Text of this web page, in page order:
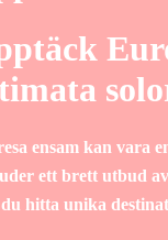
ensam kan vara
ett brett utbud
hitta unika